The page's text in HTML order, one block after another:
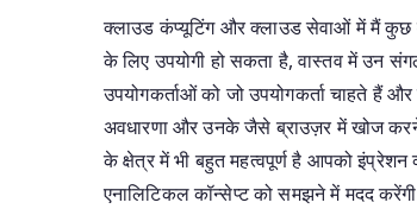
क्लाउड कंप्यूटिंग और क्लाउड सेवाओं में मैं कुछ
के लिए उपयोगी हो सकता है, वास्तव में उन
उपयोगकर्ताओं को जो उपयोगकर्ता चाहते हैं
अवधारणा और उनके जैसे ब्राउज़र में खोज करने
के क्षेत्र में भी बहुत महत्वपूर्ण है आपको
एनालिटिकल कॉन्सेप्ट को समझने में मदद